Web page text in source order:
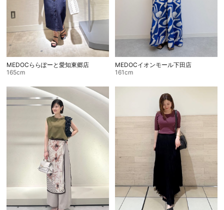
MEDOCららぽーと愛知東郷店
165cm
MEDOCイオンモール下田店
161cm